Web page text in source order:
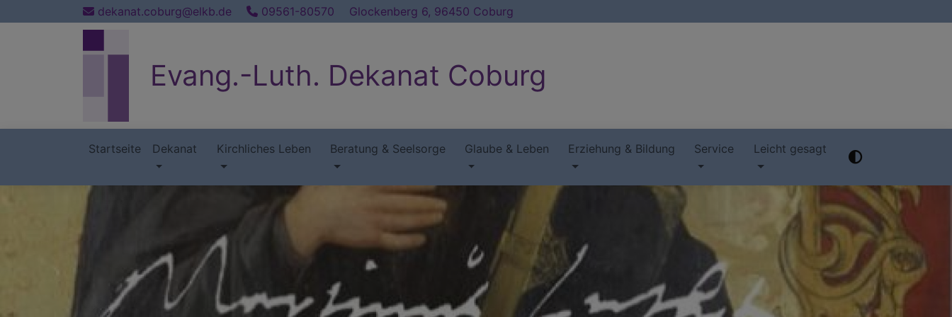
zum
dekanat.coburg@elkb.de 09561-80570 Glockenberg 6, 96450 Coburg
Evang.-Luth. Dekanat Coburg
Hauptnavigation
Startseite Dekanat Kirchliches Leben Beratung & Seelsorge Glaube & Leben Erziehung & Bildung Service Leicht gesagt